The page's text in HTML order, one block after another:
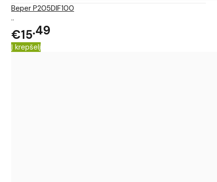
Beper P205DIF100
..
€15 49
Į krepšelį